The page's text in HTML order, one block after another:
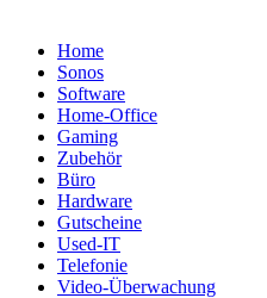
Home
Sonos
Software
Home-Office
Gaming
Zubehör
Büro
Hardware
Gutscheine
Used-IT
Telefonie
Video-Überwachung